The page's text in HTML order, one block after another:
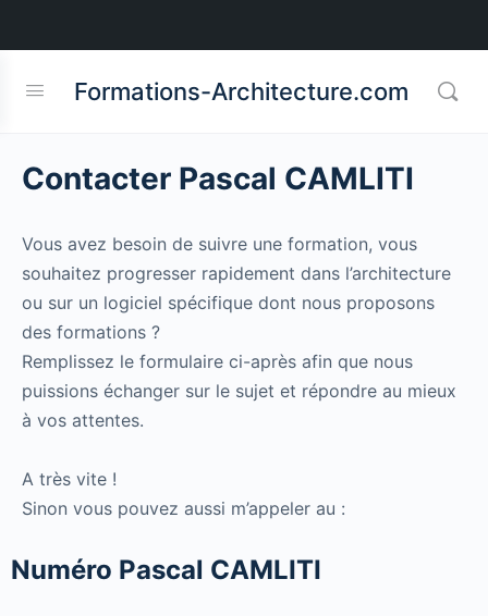
Formations-Architecture.com
Contacter Pascal CAMLITI
Vous avez besoin de suivre une formation, vous
souhaitez progresser rapidement dans l’architecture
ou sur un logiciel spécifique dont nous proposons
des formations ?
Remplissez le formulaire ci-après afin que nous
puissions échanger sur le sujet et répondre au mieux
à vos attentes.
A très vite !
Sinon vous pouvez aussi m’appeler au :
Numéro Pascal CAMLITI